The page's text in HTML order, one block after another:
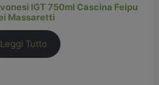
IGT 750ml Cascina Feipu
Massaretti
Leggi Tutto